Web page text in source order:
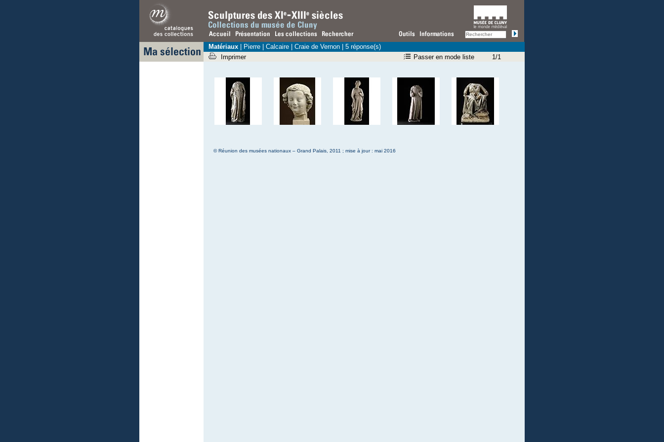
Matériaux Pierre Calcaire | Craie de Vernon | 5 réponse(s)
Imprimer
1/1
Passer en mode liste
© Réunion des musées nationaux – Grand Palais, 2011 ; mise à jour : mai 2016